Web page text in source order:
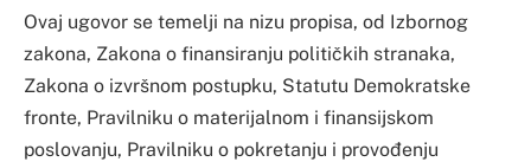
Ovaj ugovor se temelji na nizu propisa, od Izbornog
zakona, Zakona o finansiranju političkih stranaka,
Zakona o izvršnom postupku, Statutu Demokratske
fronte, Pravilniku o materijalnom i finansijskom
poslovanju, Pravilniku o pokretanju i provođenju